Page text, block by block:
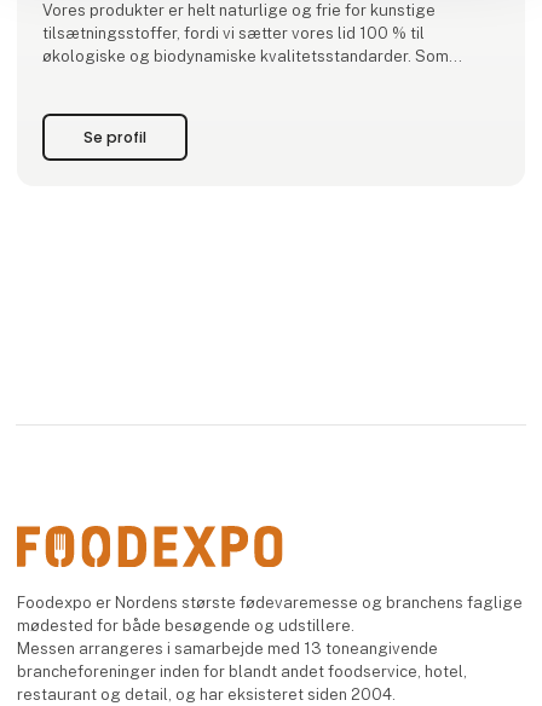
Vores produkter er helt naturlige og frie for kunstige
tilsætningsstoffer, fordi vi sætter vores lid 100 % til
økologiske og biodynamiske kvalitetsstandarder. Som
Se profil
Foodexpo er Nordens største fødevaremesse og branchens faglige
mødested for både besøgende og udstillere.
Messen arrangeres i samarbejde med 13 toneangivende
brancheforeninger inden for blandt andet foodservice, hotel,
restaurant og detail, og har eksisteret siden 2004.